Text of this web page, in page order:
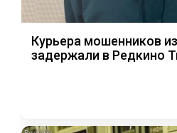
Курьера мошенников
задержали в Редкино